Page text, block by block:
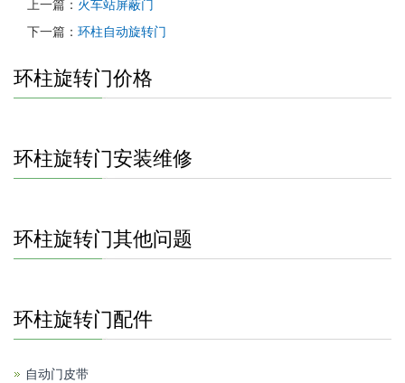
上一篇： 火车站屏蔽门
下一篇： 环柱自动旋转门
环柱旋转门价格
环柱旋转门安装维修
环柱旋转门其他问题
环柱旋转门配件
自动门皮带